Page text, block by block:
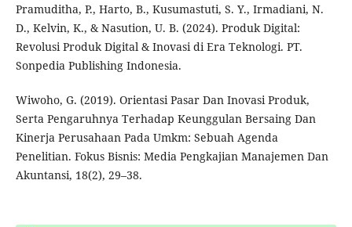
Pramuditha, P., Harto, B., Kusumastuti, S. Y., Irmadiani, N.
D., Kelvin, K., & Nasution, U. B. (2024). Produk Digital:
Revolusi Produk Digital & Inovasi di Era Teknologi. PT.
Sonpedia Publishing Indonesia.
Wiwoho, G. (2019). Orientasi Pasar Dan Inovasi Produk,
Serta Pengaruhnya Terhadap Keunggulan Bersaing Dan
Kinerja Perusahaan Pada Umkm: Sebuah Agenda
Penelitian. Fokus Bisnis: Media Pengkajian Manajemen Dan
Akuntansi, 18(2), 29–38.